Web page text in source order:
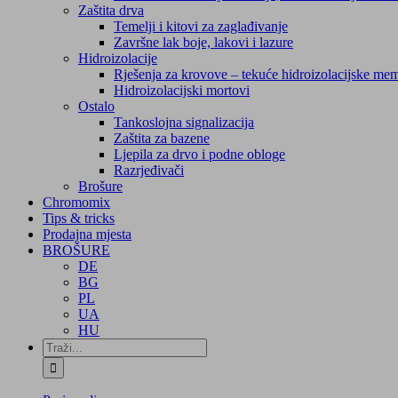
Zaštita drva
Temelji i kitovi za zaglađivanje
Završne lak boje, lakovi i lazure
Hidroizolacije
Rješenja za krovove – tekuće hidroizolacijske
Hidroizolacijski mortovi
Ostalo
Tankoslojna signalizacija
Zaštita za bazene
Ljepila za drvo i podne obloge
Razrjeđivači
Brošure
Chromomix
Tips & tricks
Prodajna mjesta
BROŠURE
DE
BG
PL
UA
HU
Traži...